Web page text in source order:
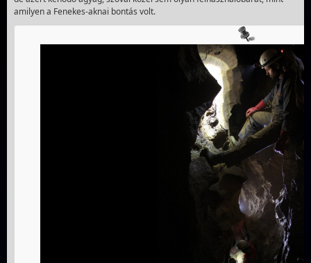
amilyen a Fenekes-aknai bontás volt.